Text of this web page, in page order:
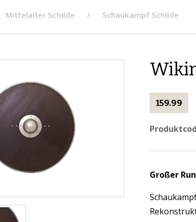
Mittelalter Schilde Schaukampf Schilde
159.99
Großer